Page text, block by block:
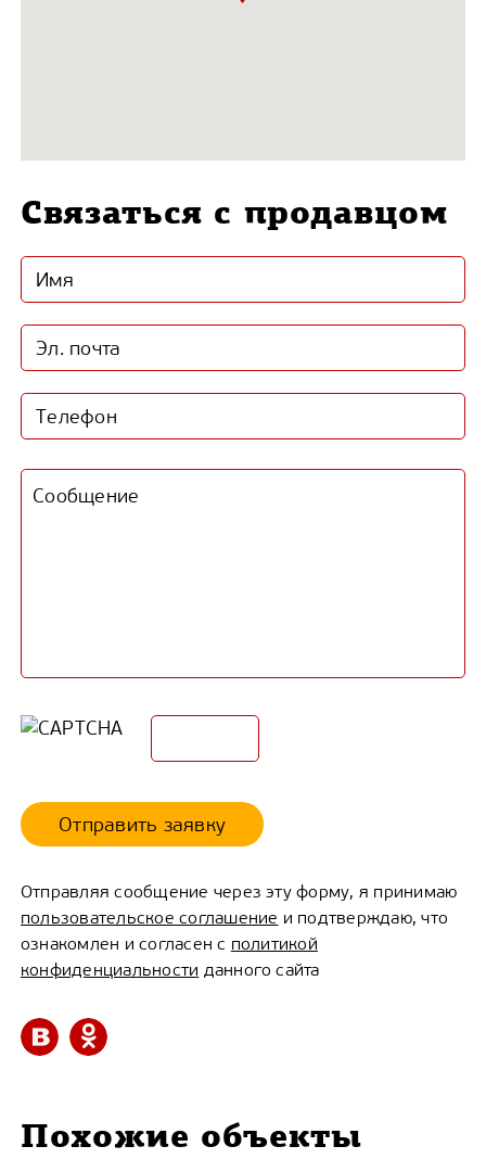
Связаться с продавцом
Отправить заявку
Отправляя сообщение через эту форму, я принимаю
пользовательское соглашение и подтверждаю, что
ознакомлен и согласен с политикой
конфиденциальности данного сайта
Похожие объекты